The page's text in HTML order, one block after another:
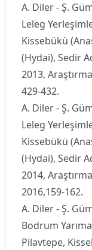
A. Diler - Ş.
Leleg
Kissebükü
(Hydai), Sedir
2013,
429-432.
A. Diler - Ş.
Leleg
Kissebükü
(Hydai), Sedir
2014,
2016,159-162.
A. Diler - Ş.
Bodrum
Pilavtepe,